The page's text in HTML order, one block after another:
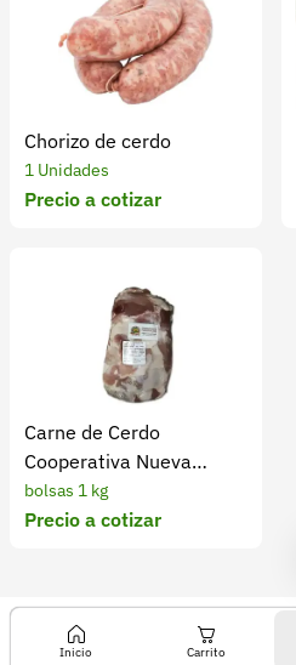
Chorizo de cerdo
1 Unidades
Precio a cotizar
Carne de Cerdo
Cooperativa Nueva
Porcicultura X 1 Kg
bolsas 1 kg
Precio a cotizar
Inicio Carrito